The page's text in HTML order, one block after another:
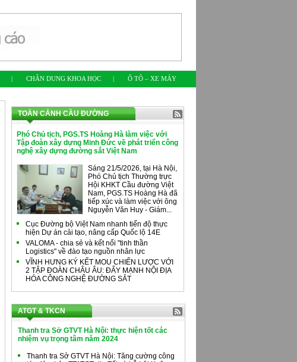
| CHÂN DUNG KHOA HỌC | Ô TÔ – XE MÁY
TOÀN CẢNH CẦU ĐƯỜNG
Phó Chủ tịch, PGS.TS Hoàng Hà làm việc với
Tập đoàn xây dựng Minh Đức về phát triển công
nghệ xây dựng đường sắt Việt Nam
Sáng 21/5/2026, tại Hà Nội,
Phó Chủ tịch Thường trực
Hội KHKT Cầu đường Việt
Nam, PGS.TS Hoàng Hà đã
tiếp xúc và làm việc với ông
Nguyễn Văn Huy - Giám...
Cục Đường bộ Việt Nam nhanh tiến độ thực
hiện Dự án cải tạo, nâng cấp Quốc lộ 14E
VALOMA - chia sẻ và kết nối "tinh thần
Logistics" về đào tạo nguồn nhân lực
VĨNH HƯNG KÝ KẾT MOU CHIẾN LƯỢC VỚI
2 TẬP ĐOÀN CHÂU ÂU: ĐẨY MẠNH NỘI ĐỊA
HÓA CÔNG NGHỆ ĐƯỜNG SẮT
ATGT & TKCN
Thanh tra Sở GTVT Hà Nội: thực hiện tốt các
nhiệm vụ trọng tâm năm 2024
Thanh tra Sở GTVT Hà Nội: Tăng cường công